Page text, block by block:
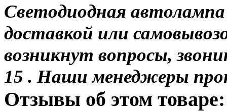
Светодиодная
доставкой или
возникнут вопросы,
15 . Наши менеджеры
Отзывы об этом товаре: